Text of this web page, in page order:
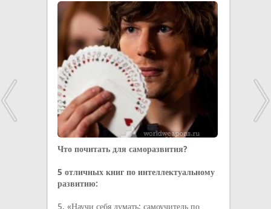
Что почитать для саморазвития?
5 отличных книг по интеллектуальному
развитию:
5. «Научи себя думать: самоучитель по